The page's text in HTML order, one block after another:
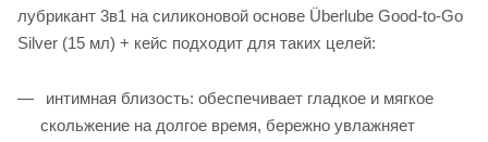
лубрикант 3в1 на силиконовой основе Überlube Good-to-Go
Silver (15 мл) + кейс подходит для таких целей:
интимная близость: обеспечивает гладкое и мягкое
скольжение на долгое время, бережно увлажняет